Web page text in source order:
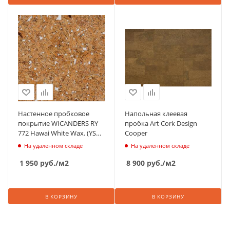
Настенное пробковое
покрытие WICANDERS RY
772 Hawai White Wax. (YS
772)На удаленном складе
1 950 руб./м2
В КОРЗИНУ
Напольная клеевая
пробка Art Cork Design
Cooper
На удаленном складе
8 900 руб./м2
В КОРЗИНУ